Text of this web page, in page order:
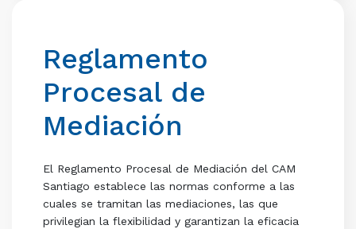
Reglamento
Procesal de
Mediación
El Reglamento Procesal de Mediación del CAM
Santiago establece las normas conforme a las
cuales se tramitan las mediaciones, las que
privilegian la flexibilidad y garantizan la eficacia